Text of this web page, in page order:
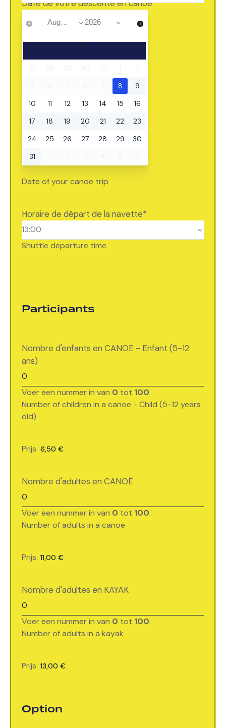
Date de votre descente en canoë*
Ma Di Wo Do Vr Za Zo
8
9
10
11 12 13 14 15
16
17
18 19 20 21 22
23
24
25 26 27 28 29
30
31
Date of your canoe trip
Horaire de départ de la navette*
Shuttle departure time
Participants
Nombre d'enfants en CANOË - Enfant (5-12
ans)
Voer een nummer in van 0 tot 100.
Number of children in a canoe - Child (5-12 years
old)
CanoeEnfantNew
Prijs:
Nombre d'adultes en CANOË
Voer een nummer in van 0 tot 100.
Number of adults in a canoe
canoë
Prijs:
Nombre d'adultes en KAYAK
Voer een nummer in van 0 tot 100.
Number of adults in a kayak
Kayak
Prijs:
Option